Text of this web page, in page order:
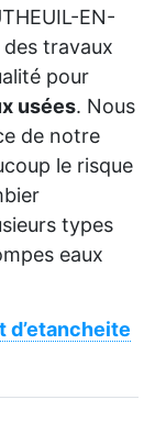
EN-
travaux
pour
usées. Nous
de notre
le risque
types
eaux
d’etancheite